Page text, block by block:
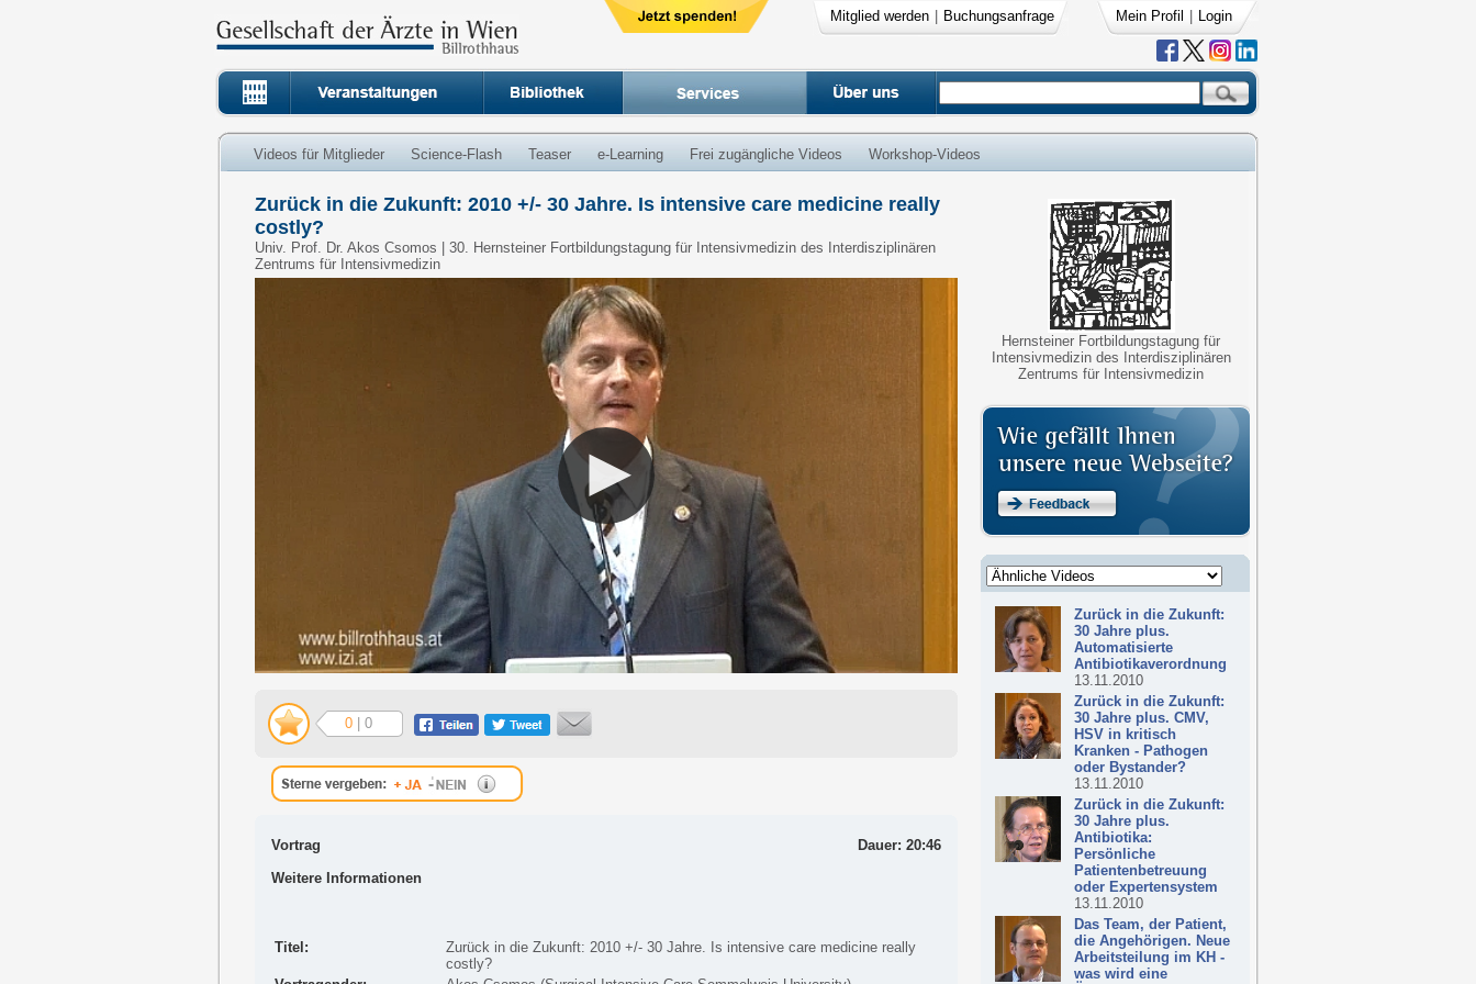
Mitglied werden Buchungsanfrage Mein Profil Login
Videos für Mitglieder Science-Flash Teaser e-Learning Frei zugängliche Videos Workshop-Videos
Hernsteiner Fortbildungstagung für
Intensivmedizin des Interdisziplinären
Zentrums für Intensivmedizin
Zurück in die Zukunft:
30 Jahre plus.
Automatisierte
Antibiotikaverordnung
13.11.2010
Zurück in die Zukunft:
30 Jahre plus. CMV,
HSV in kritisch
Kranken - Pathogen
oder Bystander?
13.11.2010
Zurück in die Zukunft:
30 Jahre plus.
Antibiotika:
Persönliche
Patientenbetreuung
oder Expertensystem
13.11.2010
Das Team, der Patient,
die Angehörigen. Neue
Arbeitsteilung im KH -
was wird eine
Zurück in die Zukunft: 2010 +/- 30 Jahre. Is intensive care medicine really
costly?
Univ. Prof. Dr. Akos Csomos | 30. Hernsteiner Fortbildungstagung für Intensivmedizin des Interdisziplinären
Zentrums für Intensivmedizin
0 | 0
Dauer: 20:46
Vortrag
Weitere Informationen
Titel:
Zurück in die Zukunft: 2010 +/- 30 Jahre. Is intensive care medicine really
costly?